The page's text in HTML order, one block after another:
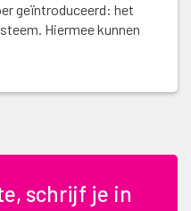
geïntroduceerd: het
Hiermee kunnen
schrijf je in